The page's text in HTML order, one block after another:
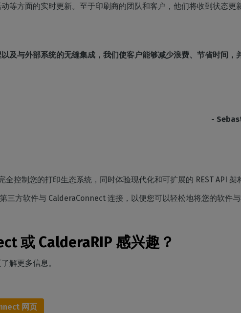
等方面的实时更新。至于印刷商的团队和客户，他们将收到状态更
及与外部系统的无缝集成，我们使客户能够减少浪费、节省时间
-
控制您的打印生态系统，同时体验现代化和可扩展的 REST API 架
三方软件与 CalderaConnect 连接，以便您可以轻松地将您的软件与
或 CalderaRIP 感兴趣？
解更多信息。
网页